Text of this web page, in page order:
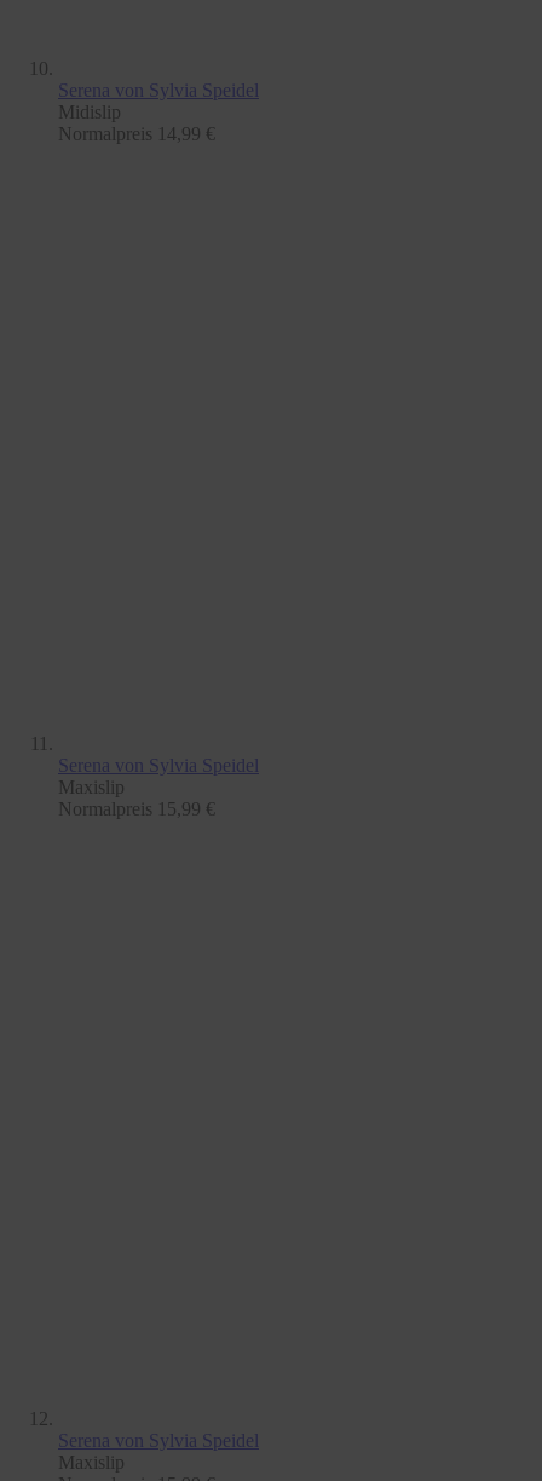
Serena von Sylvia Speidel
Midislip
Normalpreis 14,99 €
Serena von Sylvia Speidel
Maxislip
Normalpreis 15,99 €
Serena von Sylvia Speidel
Maxislip